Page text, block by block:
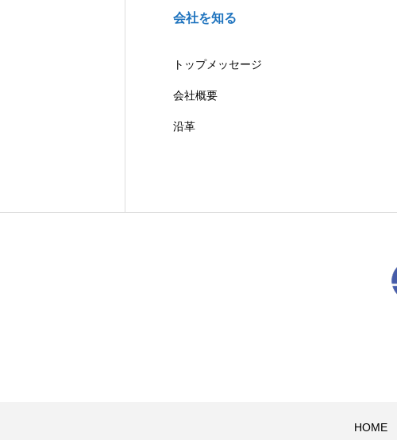
会社を知る
トップメッセージ
会社概要
沿革
HOME